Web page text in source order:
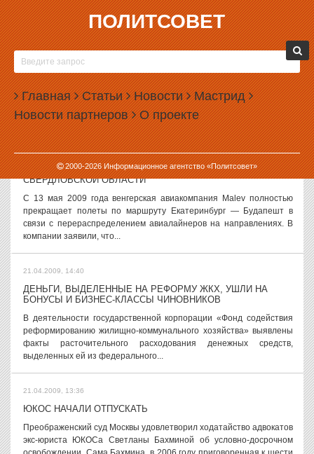
ПОЛИТСОВЕТ
Главная Статьи Новости Мастрид
Новости партнеров О проекте
2000-2026Информационное агентство «Политсовет»
21.04.2009, 16:25
СУДЬБЫ МЭРОВ В РОССИИ БУДУТ РЕШАТЬ ДЕПУТАТЫ
К законопроекту о возможности отправлять в отставку глав
муниципальных образований по инициативе местных депутатов,
который предполагается рассмотреть во втором чтении,
поступили новые поправки,...
21.04.2009, 15:45
MALEV ПРОДОЛЖАЕТ ИЗДЕВАТЬСЯ НАД ЖИТЕЛЯМИ
СВЕРДЛОВСКОЙ ОБЛАСТИ
С 13 мая 2009 года венгерская авиакомпания Malev полностью
прекращает полеты по маршруту Екатеринбург — Будапешт в
связи с перераспределением авиалайнеров на направлениях. В
компании заявили, что...
21.04.2009, 14:40
ДЕНЬГИ, ВЫДЕЛЕННЫЕ НА РЕФОРМУ ЖКХ, УШЛИ НА
БОНУСЫ И БИЗНЕС-КЛАССЫ ЧИНОВНИКОВ
В деятельности государственной корпорации «Фонд содействия
реформированию жилищно-коммунального хозяйства» выявлены
факты расточительного расходования денежных средств,
выделенных ей из федерального...
21.04.2009, 13:36
ЮКОС НАЧАЛИ ОТПУСКАТЬ
Преображенский суд Москвы удовлетворил ходатайство адвокатов
экс-юриста ЮКОСа Светланы Бахминой об условно-досрочном